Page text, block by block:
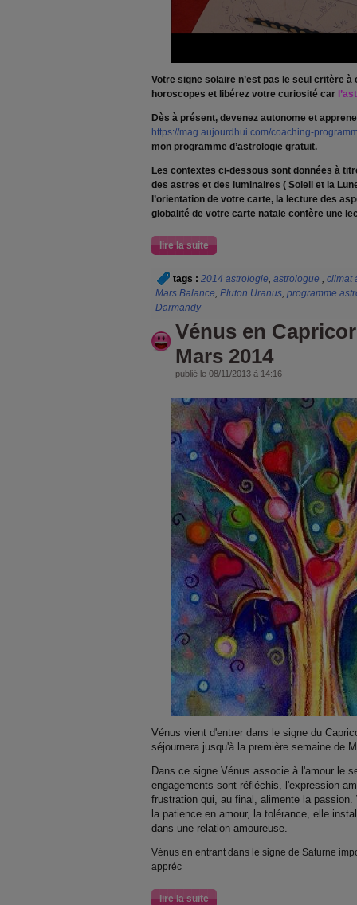
Votre signe solaire n’est pas le seul critère
horoscopes et libérez votre curiosité car
Dès à présent, devenez autonome et
https://mag.aujourdhui.com/coaching-
mon programme d’astrologie gratuit.
Les contextes ci-dessous sont données à
des astres et des luminaires ( Soleil et la
l’orientation de votre carte, la lecture des
globalité de votre carte natale confère une
lire la suite
tags : 2014 astrologie, astrologue , climat
Mars Balance, Pluton Uranus, programme
Darmandy
Vénus en
Mars 2014
publié le 08/11/2013 à 14:16
Vénus vient d'entrer dans le signe du
séjournera jusqu'à la première semaine de
Dans ce signe Vénus associe à l'amour le
engagements sont réfléchis, l'expression
frustration qui, au final, alimente la passion.
la patience en amour, la tolérance, elle
dans une relation amoureuse.
Vénus en entrant dans le signe de Saturne
appréc
lire la suite